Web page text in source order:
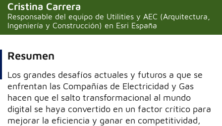
Cristina Carrera
Responsable del equipo de Utilities y AEC (Arquitectura,
Ingeniería y Construcción) en Esri España
Resumen
Los grandes desafíos actuales y futuros a que se
enfrentan las Compañías de Electricidad y Gas
hacen que el salto transformacional al mundo
digital se haya convertido en un factor crítico para
mejorar la eficiencia y ganar en competitividad,